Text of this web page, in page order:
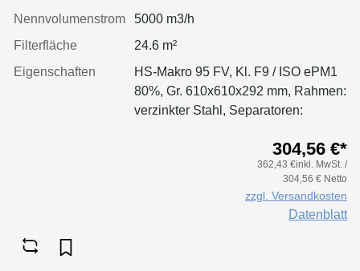
Nennvolumenstrom
5000 m3/h
Filterfläche
24.6 m²
Eigenschaften
HS-Makro 95 FV, Kl. F9 / ISO ePM1
80%, Gr. 610x610x292 mm, Rahmen:
verzinkter Stahl, Separatoren:
304,56 €*
362,43 €inkl. MwSt. /
304,56 € Netto
zzgl. Versandkosten
Datenblatt